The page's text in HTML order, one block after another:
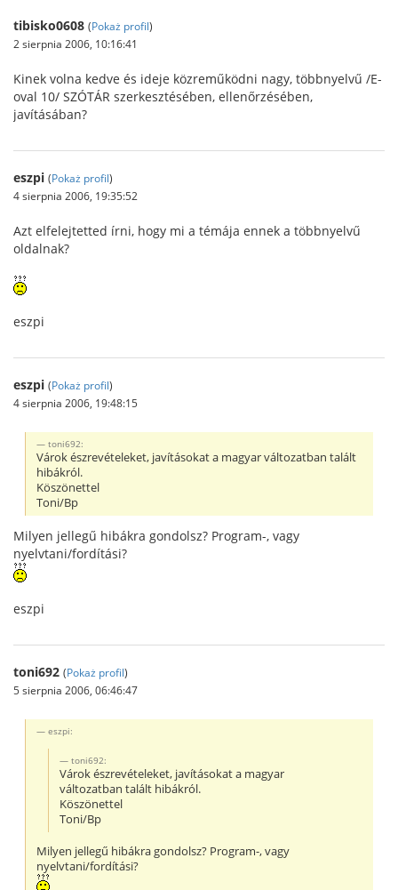
tibisko0608 (Pokaż profil)
2 sierpnia 2006, 10:16:41
Kinek volna kedve és ideje közreműködni nagy, többnyelvű /E-
oval 10/ SZÓTÁR szerkesztésében, ellenőrzésében,
javításában?
eszpi (Pokaż profil)
4 sierpnia 2006, 19:35:52
Azt elfelejtetted írni, hogy mi a témája ennek a többnyelvű
oldalnak?
eszpi
eszpi (Pokaż profil)
4 sierpnia 2006, 19:48:15
toni692:
Várok észrevételeket, javításokat a magyar változatban talált
hibákról.
Köszönettel
Toni/Bp
Milyen jellegű hibákra gondolsz? Program-, vagy
nyelvtani/fordítási?
eszpi
toni692 (Pokaż profil)
5 sierpnia 2006, 06:46:47
eszpi:
toni692:
Várok észrevételeket, javításokat a magyar
változatban talált hibákról.
Köszönettel
Toni/Bp
Milyen jellegű hibákra gondolsz? Program-, vagy
nyelvtani/fordítási?